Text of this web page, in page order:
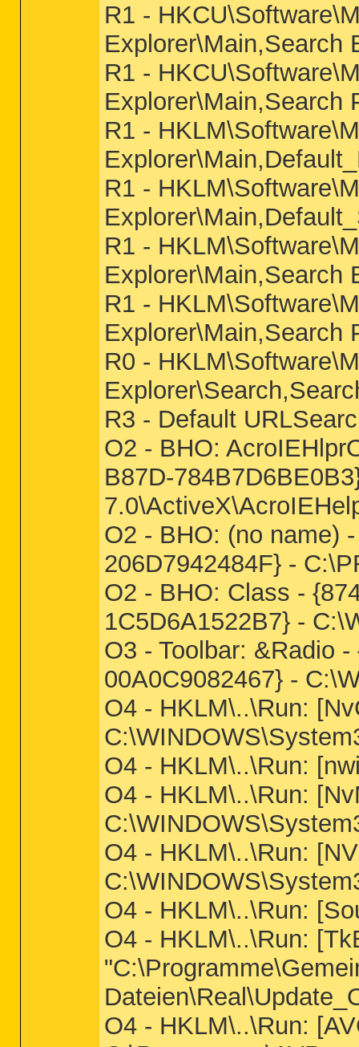
R1 -
Explorer\Main,Search
R1 -
Explorer\Main,Search
R1 -
R1 -
R1 -
Explorer\Main,Search
R1 -
Explorer\Main,Search
R0 -
R3 - Default
O2 - BHO:
B87D-
O2 - BHO: (no name)
206D7942484F} -
O2 - BHO: Class -
1C5D6A1522B7} -
O3 - Toolbar: &Radio
00A0C9082467} -
O4 - HKLM\..\Run:
O4 - HKLM\..\Run:
O4 - HKLM\..\Run:
O4 - HKLM\..\Run:
O4 - HKLM\..\Run:
O4 - HKLM\..\Run:
O4 - HKLM\..\Run: